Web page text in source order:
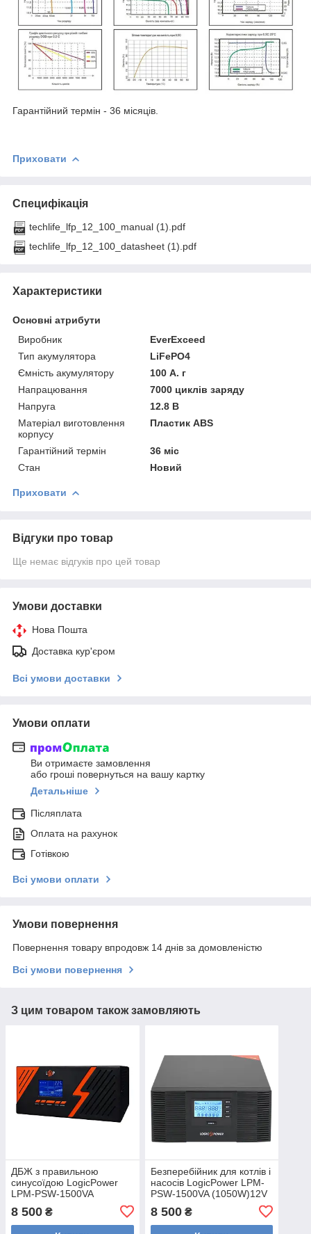
Гарантійний термін - 36 місяців.
Приховати
Специфікація
techlife_lfp_12_100_manual (1).pdf
techlife_lfp_12_100_datasheet (1).pdf
Характеристики
Основні атрибути
Виробник
EverExceed
Тип акумулятора
LiFePO4
Ємність акумулятору
100 А. г
Напрацювання
7000 циклів заряду
Напруга
12.8 В
Матеріал виготовлення
корпусу
Пластик ABS
Гарантійний термін
36 міс
Стан
Новий
Приховати
Відгуки про товар
Ще немає відгуків про цей товар
Умови доставки
Нова Пошта
Доставка кур'єром
Всі умови доставки
Умови оплати
Ви отримаєте замовлення
або гроші повернуться на вашу картку
Детальніше
Післяплата
Оплата на рахунок
Готівкою
Всі умови оплати
Умови повернення
Повернення товару впродовж 14 днів за домовленістю
Всі умови повернення
З цим товаром також замовляють
ДБЖ з правильною
синусоїдою LogicPower
LPM-PSW-1500VA
Безперебійник для котлів і
насосів
8 500 ₴
Безперебійник для котлів і
насосів LogicPower LPM-
PSW-1500VA (1050W)12V
синусоїда
8 500₴